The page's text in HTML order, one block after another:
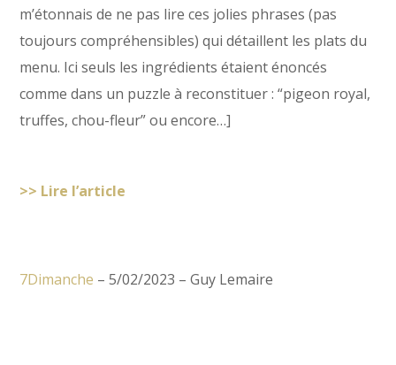
m’étonnais de ne pas lire ces jolies phrases (pas
toujours compréhensibles) qui détaillent les plats du
menu. Ici seuls les ingrédients étaient énoncés
comme dans un puzzle à reconstituer : “pigeon royal,
truffes, chou-fleur” ou encore…]
>> Lire l’article
7Dimanche – 5/02/2023 – Guy Lemaire